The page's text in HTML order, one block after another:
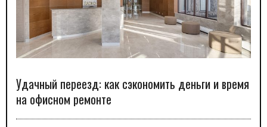
Удачный переезд: как сэкономить деньги и время
на офисном ремонте